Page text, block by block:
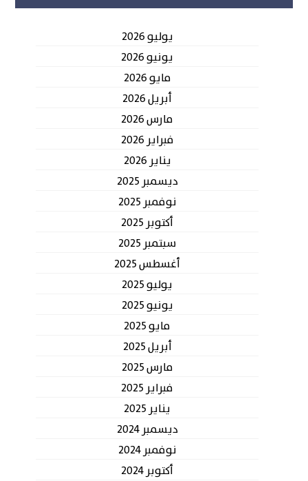
يوليو 2026
يونيو 2026
مايو 2026
أبريل 2026
مارس 2026
فبراير 2026
يناير 2026
ديسمبر 2025
نوفمبر 2025
أكتوبر 2025
سبتمبر 2025
أغسطس 2025
يوليو 2025
يونيو 2025
مايو 2025
أبريل 2025
مارس 2025
فبراير 2025
يناير 2025
ديسمبر 2024
نوفمبر 2024
أكتوبر 2024